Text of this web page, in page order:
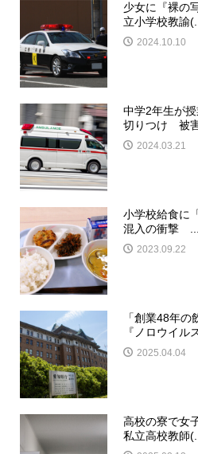
少女に『裸の
立小学校教諭
2024.10.10
中学2年生が
切りつけ 被
2024.03.21
小学校給食に
混入の衝撃 ...
2023.09.22
「創業48年
『ノロウイル
2025.04.04
高校の寮で女
私立高校教師